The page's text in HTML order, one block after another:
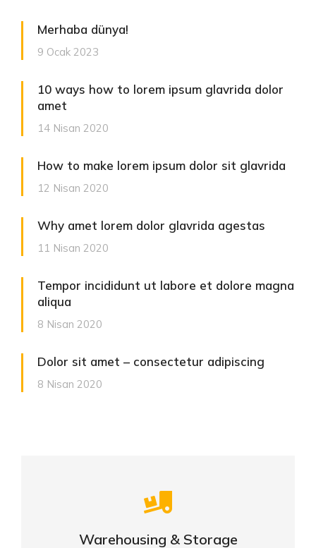
Merhaba dünya!
9 Ocak 2023
10 ways how to lorem ipsum glavrida dolor
amet
14 Nisan 2020
How to make lorem ipsum dolor sit glavrida
12 Nisan 2020
Why amet lorem dolor glavrida agestas
11 Nisan 2020
Tempor incididunt ut labore et dolore magna
aliqua
8 Nisan 2020
Dolor sit amet – consectetur adipiscing
8 Nisan 2020
Warehousing & Storage
Careful storage of your goods